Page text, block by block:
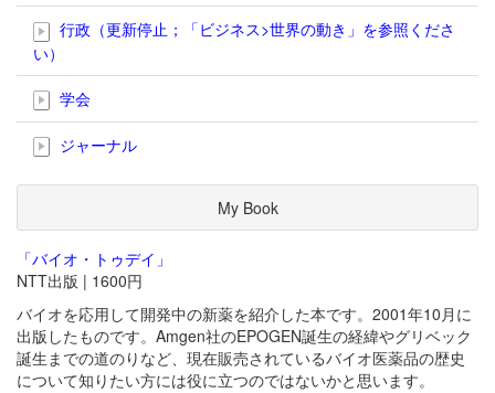
行政（更新停止；「ビジネス>世界の動き」を参照くださ
い）
学会
ジャーナル
My Book
「バイオ・トゥデイ」
NTT出版 | 1600円
バイオを応用して開発中の新薬を紹介した本です。2001年10月に
出版したものです。Amgen社のEPOGEN誕生の経緯やグリベック
誕生までの道のりなど、現在販売されているバイオ医薬品の歴史
について知りたい方には役に立つのではないかと思います。